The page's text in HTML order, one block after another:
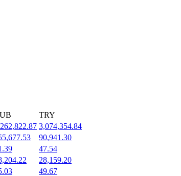
TRY
3,074,354.84
90,941.30
47.54
28,159.20
49.67